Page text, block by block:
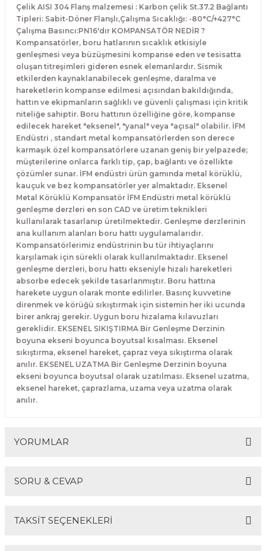
Çelik AISI 304 Flanş malzemesi : Karbon çelik St.37.2 Bağlantı
Tipleri: Sabit-Döner Flanşlı,Çalışma Sıcaklığı: -80°C/+427°C
Çalışma Basıncı:PN16'dır KOMPANSATÖR NEDİR ?
Kompansatörler, boru hatlarının sıcaklık etkisiyle
genleşmesi veya büzüşmesini kompanse eden ve tesisatta
oluşan titreşimleri gideren esnek elemanlardır. Sismik
etkilerden kaynaklanabilecek genleşme, daralma ve
hareketlerin kompanse edilmesi açısından bakıldığında,
hattın ve ekipmanların sağlıklı ve güvenli çalışması için kritik
niteliğe sahiptir. Boru hattının özelliğine göre, kompanse
edilecek hareket "eksenel", "yanal" veya "açısal" olabilir. İFM
Endüstri , standart metal kompansatörlerden son derece
karmaşık özel kompansatörlere uzanan geniş bir yelpazede;
müşterilerine onlarca farklı tip, çap, bağlantı ve özellikte
çözümler sunar. İFM endüstri ürün gamında metal körüklü,
kauçuk ve bez kompansatörler yer almaktadır. Eksenel
Metal Körüklü Kompansatör İFM Endüstri metal körüklü
genleşme derzleri en son CAD ve üretim teknikleri
kullanılarak tasarlanıp üretilmektedir. Genleşme derzlerinin
ana kullanım alanları boru hattı uygulamalarıdır.
Kompansatörlerimiz endüstrinin bu tür ihtiyaçlarını
karşılamak için sürekli olarak kullanılmaktadır. Eksenel
genleşme derzleri, boru hattı ekseniyle hizalı hareketleri
absorbe edecek şekilde tasarlanmıştır. Boru hattına
harekete uygun olarak monte edilirler. Basınç kuvvetine
direnmek ve körüğü sıkıştırmak için sistemin her iki ucunda
birer ankraj gerekir. Uygun boru hizalama kılavuzları
gereklidir. EKSENEL SIKIŞTIRMA Bir Genleşme Derzinin
boyuna ekseni boyunca boyutsal kısalması. Eksenel
sıkıştırma, eksenel hareket, çapraz veya sıkıştırma olarak
anılır. EKSENEL UZATMA Bir Genleşme Derzinin boyuna
ekseni boyunca boyutsal olarak uzatılması. Eksenel uzatma,
eksenel hareket, çaprazlama, uzama veya uzatma olarak
anılır.
YORUMLAR
SORU & CEVAP
TAKSİT SEÇENEKLERİ